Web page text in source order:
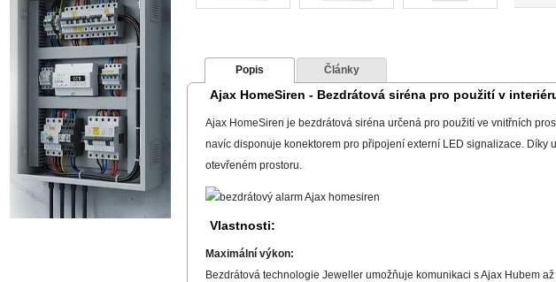
Popis Články
Ajax HomeSiren - Bezdrátová siréna pro použití v
Ajax HomeSiren je bezdrátová siréna určená pro použití ve vnitřních
navíc disponuje konektorem pro připojení externí LED signalizace. Díky
otevřeném prostoru.
Vlastnosti:
Maximální výkon:
Bezdrátová technologie Jeweller umožňuje komunikaci s Ajax Hubem